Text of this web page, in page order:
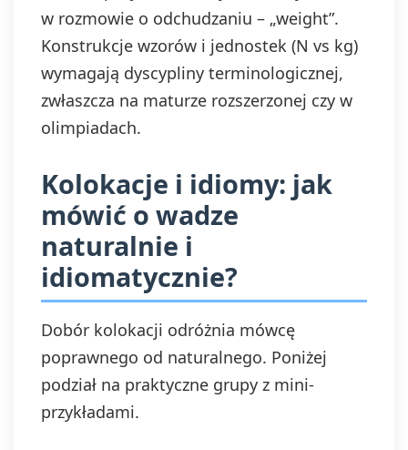
w rozmowie o odchudzaniu – „weight”.
Konstrukcje wzorów i jednostek (N vs kg)
wymagają dyscypliny terminologicznej,
zwłaszcza na maturze rozszerzonej czy w
olimpiadach.
Kolokacje i idiomy: jak
mówić o wadze
naturalnie i
idiomatycznie?
Dobór kolokacji odróżnia mówcę
poprawnego od naturalnego. Poniżej
podział na praktyczne grupy z mini-
przykładami.